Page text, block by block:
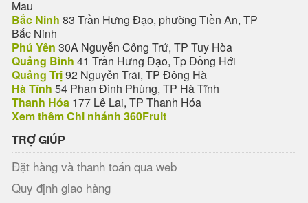
Mau
Bắc Ninh 83 Trần Hưng Đạo, phường Tiền An, TP
Bắc Ninh
Phú Yên 30A Nguyễn Công Trứ, TP Tuy Hòa
Quảng Bình 41 Trần Hưng Đạo, Tp Đồng Hới
Quảng Trị92 Nguyễn Trãi, TP Đông Hà
Hà Tĩnh 54 Phan Đình Phùng, TP Hà Tĩnh
Thanh Hóa 177 Lê Lai, TP Thanh Hóa
Xem thêm Chi nhánh 360Fruit
TRỢ GIÚP
Đặt hàng và thanh toán qua web
Quy định giao hàng